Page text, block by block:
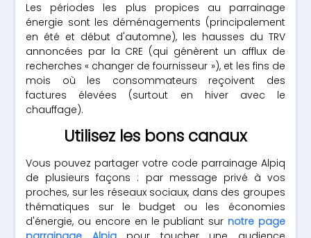
Les périodes les plus propices au parrainage
énergie sont les déménagements (principalement
en été et début d'automne), les hausses du TRV
annoncées par la CRE (qui génèrent un afflux de
recherches « changer de fournisseur »), et les fins de
mois où les consommateurs reçoivent des
factures élevées (surtout en hiver avec le
chauffage).
Utilisez les bons canaux
Vous pouvez partager votre code parrainage Alpiq
de plusieurs façons : par message privé à vos
proches, sur les réseaux sociaux, dans des groupes
thématiques sur le budget ou les économies
d'énergie, ou encore en le publiant sur notre page